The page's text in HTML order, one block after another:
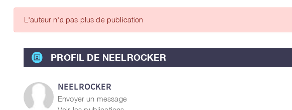
ARTICLES DES MEMBRES
PROFIL DE NEELROCKER
NEELROCKER
Envoyer un message
L'auteur n'a pas plus de publication